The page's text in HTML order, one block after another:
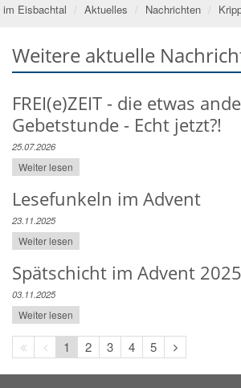
Eisbachtal Aktuelles Nachrichten
Weitere aktuelle
FREI(e)ZEIT - die etwas
Gebetstunde - Echt jetzt?!
25.07.2026
Weiter lesen
Lesefunkeln im Advent
23.11.2025
Weiter lesen
Spätschicht im Advent 2025
03.11.2025
Weiter lesen
Erste
Seite
Vorherige
Seite
1 2 3 4 5
Nächste
Seite